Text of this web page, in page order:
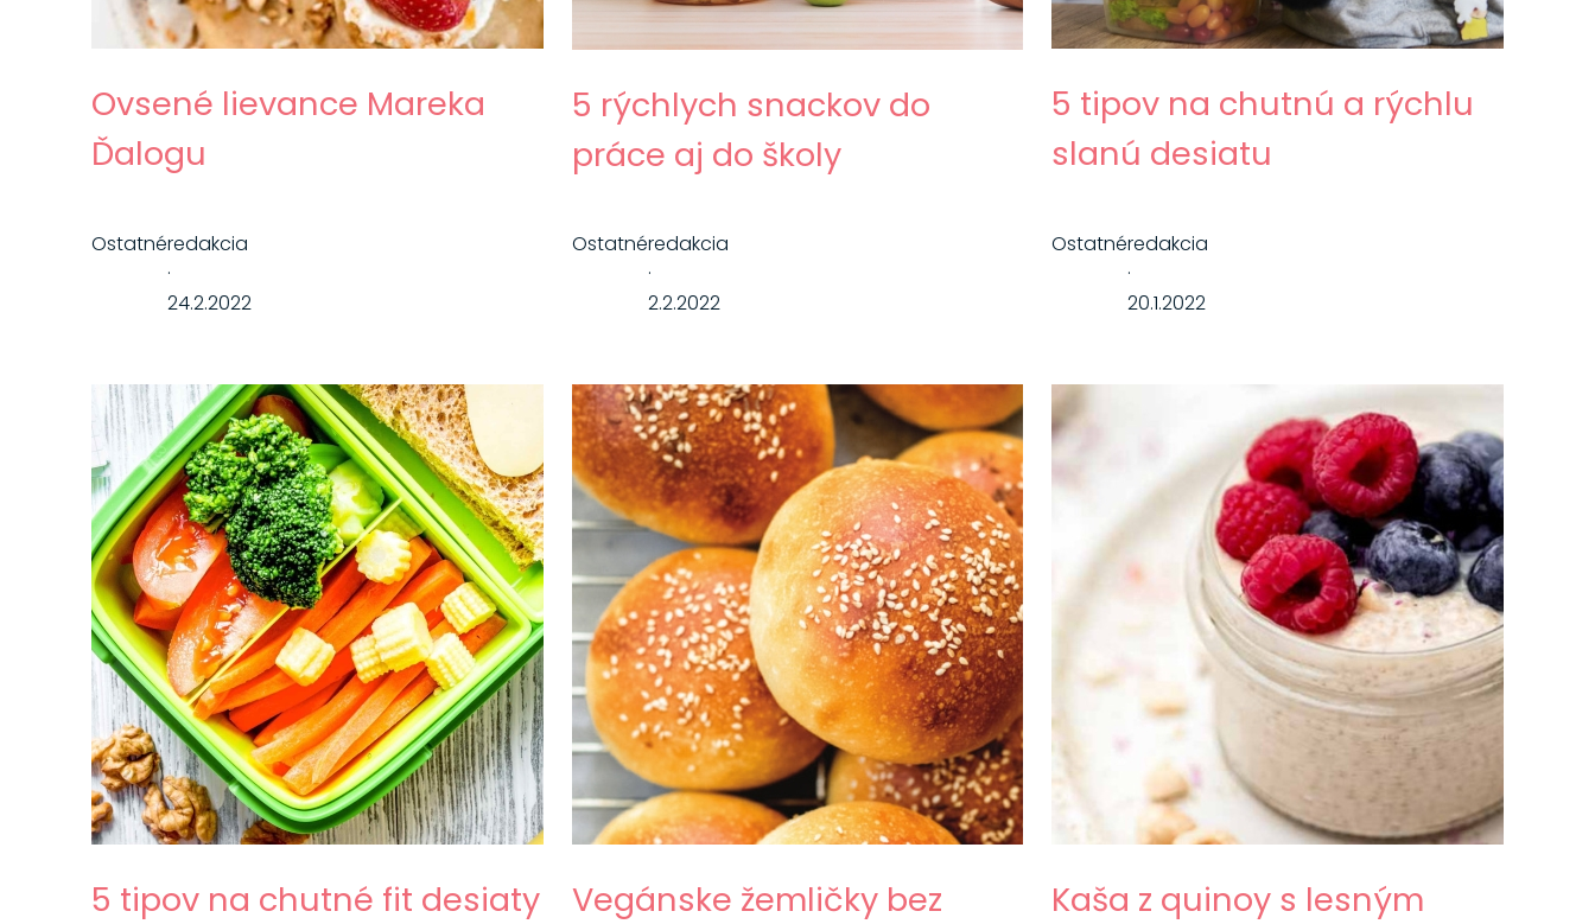
Ovsené lievance Mareka
Ďalogu
Ostatnéredakcia
·
24.2.2022
5 rýchlych snackov do
práce aj do školy
Ostatnéredakcia
·
2.2.2022
5 tipov na chutnú a rýchlu
slanú desiatu
Ostatnéredakcia
·
20.1.2022
5 tipov na chutné fit desiaty
Vegánske žemličky bez
Kaša z quinoy s lesným